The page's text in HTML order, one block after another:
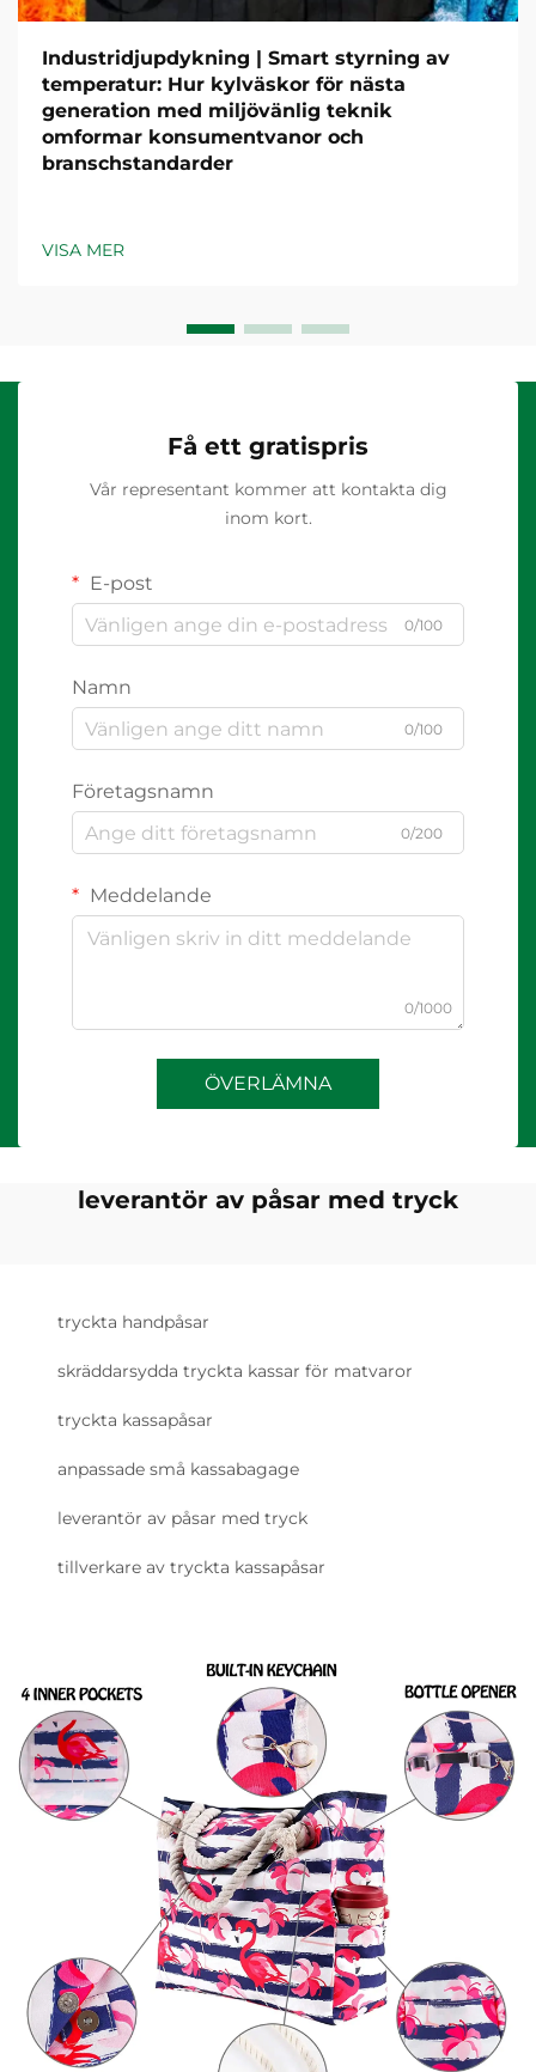
Industridjupdykning | Smart styrning av
temperatur: Hur kylväskor för nästa
generation med miljövänlig teknik
omformar konsumentvanor och
branschstandarder
VISA MER
Få ett gratispris
Vår representant kommer att kontakta dig
inom kort.
E-post
0/100
Namn
0/100
Företagsnamn
0/200
Meddelande
0/1000
ÖVERLÄMNA
leverantör av påsar med tryck
tryckta handpåsar
skräddarsydda tryckta kassar för matvaror
tryckta kassapåsar
anpassade små kassabagage
leverantör av påsar med tryck
tillverkare av tryckta kassapåsar